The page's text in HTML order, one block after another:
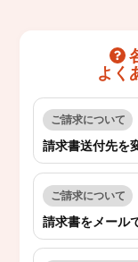
よく
ご請求について
請求書送付先を
ご請求について
請求書をメール